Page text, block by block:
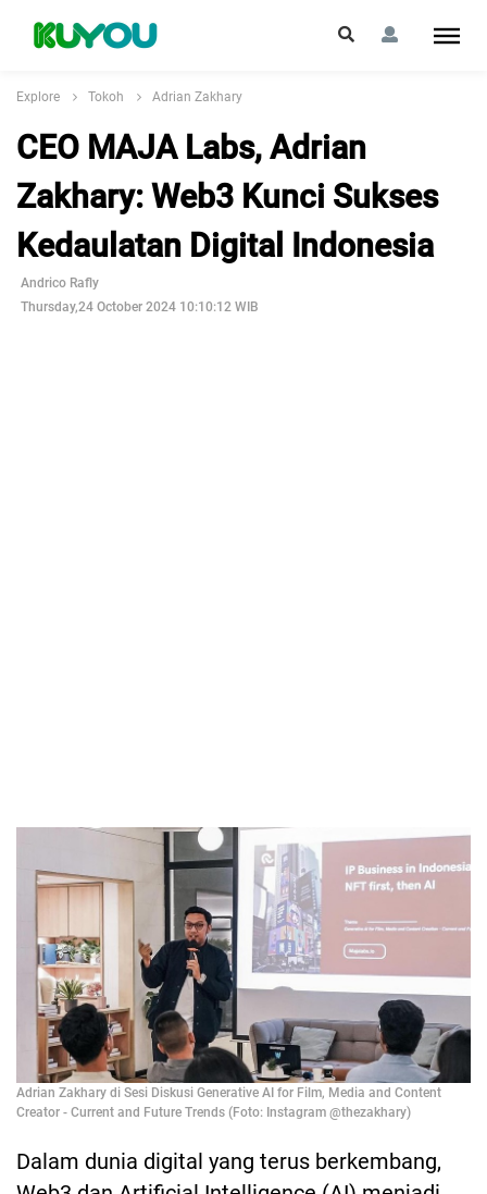
Explore Tokoh Adrian Zakhary
CEO MAJA Labs, Adrian
Zakhary: Web3 Kunci Sukses
Kedaulatan Digital Indonesia
Andrico Rafly
Thursday,24 October 2024 10:10:12 WIB
Adrian Zakhary di Sesi Diskusi Generative AI for Film, Media and Content
Creator - Current and Future Trends (Foto: Instagram @thezakhary)
Dalam dunia digital yang terus berkembang,